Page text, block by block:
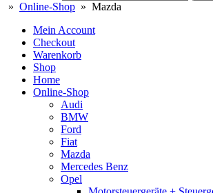
» Online-Shop » Mazda
Mein Account
Checkout
Warenkorb
Shop
Home
Online-Shop
Audi
BMW
Ford
Fiat
Mazda
Mercedes Benz
Opel